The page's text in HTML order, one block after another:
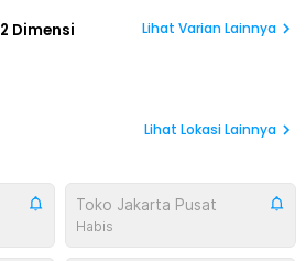
2 Dimensi Lihat Varian Lainnya
Lihat Lokasi Lainnya
Toko Jakarta Pusat
Habis